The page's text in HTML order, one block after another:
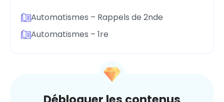
Automatismes – Rappels de 2nde
Automatismes – 1re